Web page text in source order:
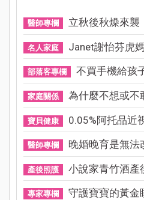
醫師專欄 立秋後秋燥來襲
名人家庭 Janet謝怡芬虎
部落客專欄 不買手機給孩
家庭關係 為什麼不想或不
寶貝健康 0.05%阿托品近
醫師專欄 晚婚晚育是無法
產後照護 小說家青竹酒產
專家專欄 守護寶寶的黃金